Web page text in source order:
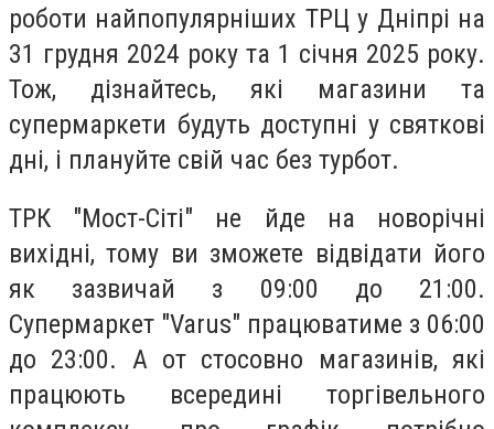
роботи найпопулярніших ТРЦ у Дніпрі на
31 грудня 2024 року та 1 січня 2025 року.
Тож, дізнайтесь, які магазини та
супермаркети будуть доступні у святкові
дні, і плануйте свій час без турбот.
ТРК "Мост-Сіті" не йде на новорічні
вихідні, тому ви зможете відвідати його
як зазвичай з 09:00 до 21:00.
Супермаркет "Varus" працюватиме з 06:00
до 23:00. А от стосовно магазинів, які
працюють всередині торгівельного